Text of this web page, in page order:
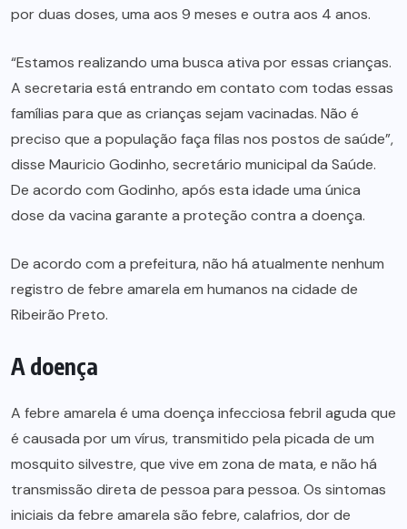
por duas doses, uma aos 9 meses e outra aos 4 anos.
“Estamos realizando uma busca ativa por essas crianças.
A secretaria está entrando em contato com todas essas
famílias para que as crianças sejam vacinadas. Não é
preciso que a população faça filas nos postos de saúde”,
disse Mauricio Godinho, secretário municipal da Saúde.
De acordo com Godinho, após esta idade uma única
dose da vacina garante a proteção contra a doença.
De acordo com a prefeitura, não há atualmente nenhum
registro de febre amarela em humanos na cidade de
Ribeirão Preto.
A doença
A febre amarela é uma doença infecciosa febril aguda que
é causada por um vírus, transmitido pela picada de um
mosquito silvestre, que vive em zona de mata, e não há
transmissão direta de pessoa para pessoa. Os sintomas
iniciais da febre amarela são febre, calafrios, dor de